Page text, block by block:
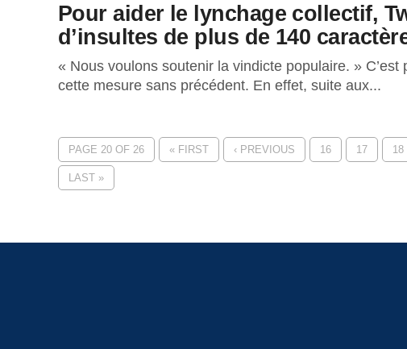
Pour aider le lynchage collectif,
d’insultes de plus de 140
« Nous voulons soutenir la vindicte populaire. »
cette mesure sans précédent. En effet, suite aux...
PAGE 20 OF 26 « FIRST ‹ PREVIOUS 16 17 18
LAST »